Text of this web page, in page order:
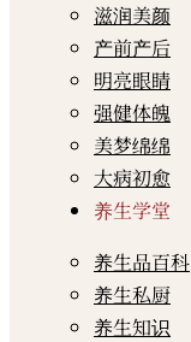
滋润美颜
产前产后
明亮眼睛
强健体魄
美梦绵绵
大病初愈
养生学堂
养生品百科
养生私厨
养生知识